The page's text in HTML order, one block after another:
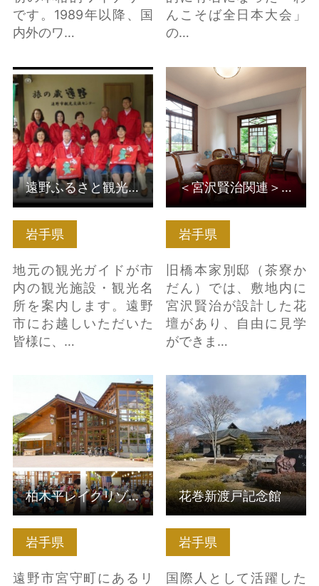
です。1989年以降、国
内外のワ…
んこそば全日本大会」
の…
岩手県
地元の観光ガイドが市
内の観光施設・観光名
所を案内します。遠野
市にお越しいただいた
皆様に、…
遠野ふるさと観光ガイ
ド の詳細はこちら
遠野ふるさと観光ガイド
岩手県
旧橋本家別邸（茶寮か
だん）では、敷地内に
宮沢賢治が設計した花
壇があり、自由に見学
ができま…
＜宮沢賢治関連＞旧橋
本家別邸（茶寮かだ
ん） の詳細はこちら
＜宮沢賢治関連＞旧橋本家別邸（茶寮かだん）
岩手県
遠野市宮守町にあるリ
柏木平レイクリゾート
の詳細はこちら
柏木平レイクリゾート
岩手県
国際人として活躍した
花巻新渡戸記念館 の詳
細はこちら
花巻新渡戸記念館